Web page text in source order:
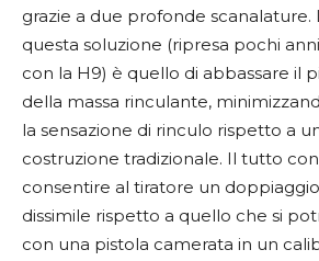
grazie a due profonde scanalature.
questa soluzione (ripresa pochi
con la H9) è quello di abbassare il
della massa rinculante,
la sensazione di rinculo rispetto a
costruzione tradizionale. Il tutto
consentire al tiratore un
dissimile rispetto a quello che si
con una pistola camerata in un